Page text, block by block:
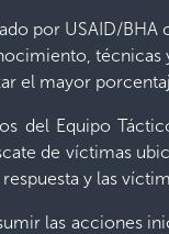
por USAID/
técnicas
el mayor
del Equipo
de víctimas
y las
las acciones